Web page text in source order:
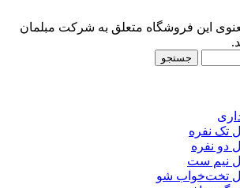
این فروشگاه متعلق به شرکت مبلمان
جستجو
تک نفره
دو نفره
نیم ست
تخت‌خواب شو